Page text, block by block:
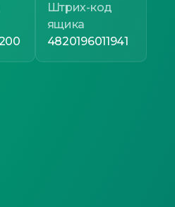
Штрих-код
ящика
4820196011941